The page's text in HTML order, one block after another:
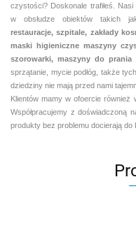
czystości? Doskonale trafiłeś.
w obsłudze obiektów takich
restauracje, szpitale, zakłady
maski higieniczne maszyny
szorowarki, maszyny do prania
sprzątanie, mycie podłóg, także
dziedziny nie mają przed nami
Klientów mamy w ofoercie również
Współpracujemy z doświadczoną
produkty bez problemu docierają do